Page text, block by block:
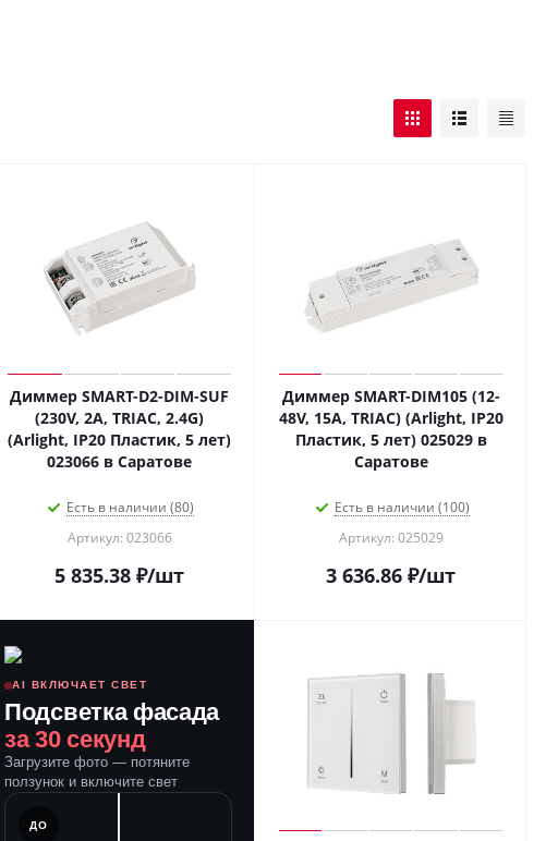
Диммер SMART-D2-DIM-SUF
(230V, 2A, TRIAC, 2.4G)
(Arlight, IP20 Пластик, 5 лет)
023066 в Саратове
Есть в наличии (80)
Артикул: 023066
5 835.38 ₽/шт
Диммер SMART-DIM105 (12-
48V, 15A, TRIAC) (Arlight, IP20
Пластик, 5 лет) 025029 в
Саратове
Есть в наличии (100)
Артикул: 025029
3 636.86 ₽/шт
AI ВКЛЮЧАЕТ СВЕТ
Подсветка фасада
за 30 секунд
Загрузите фото — потяните
ползунок и включите свет
ДО